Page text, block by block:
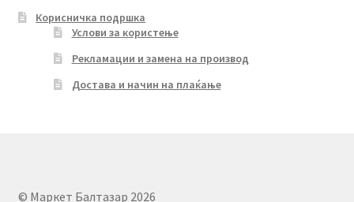
Корисничка подршка
Услови за користење
Рекламации и замена на производ
Достава и начин на плаќање
© Маркет Балтазар 2026